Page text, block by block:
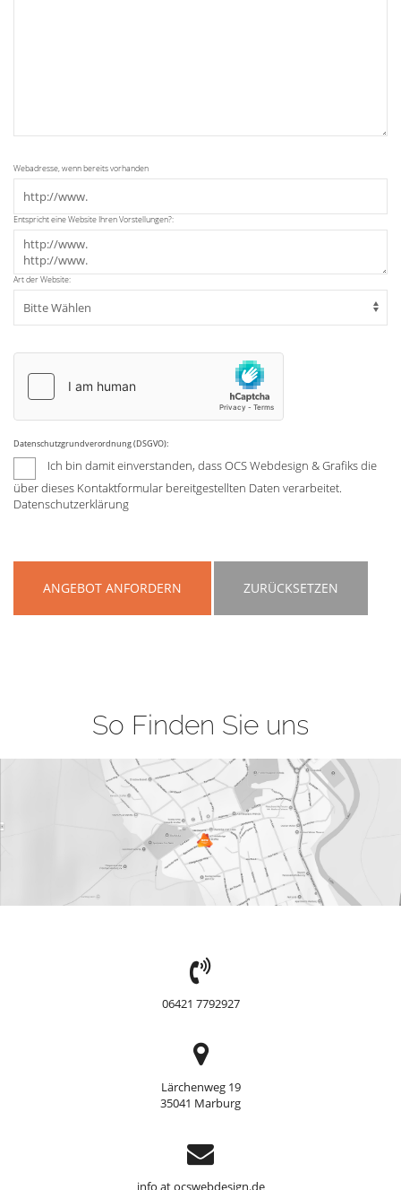
Webadresse, wenn bereits vorhanden
Entspricht eine Website Ihren Vorstellungen?:
Art der Website:
Datenschutzgrundverordnung (DSGVO):
Ich bin damit einverstanden, dass OCS Webdesign & Grafiks die
über dieses Kontaktformular bereitgestellten Daten verarbeitet.
Datenschutzerklärung
ANGEBOT ANFORDERN ZURÜCKSETZEN
So Finden Sie uns
TEL:
06421 7792927
Adresse
Lärchenweg 19
35041 Marburg
Support
info at ocswebdesign.de